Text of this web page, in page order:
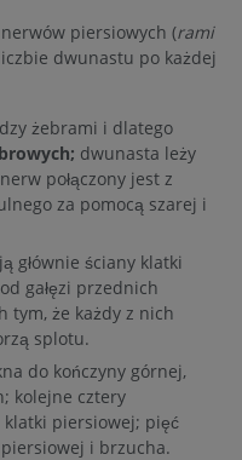
nerwów piersiowych (rami
dwunastu po każdej
żebrami i dlatego
dwunasta leży
połączony jest z
za pomocą szarej i
głównie ściany klatki
gałęzi przednich
tym, że każdy z nich
splotu.
do kończyny górnej,
kolejne cztery
klatki piersiowej; pięć
i brzucha.